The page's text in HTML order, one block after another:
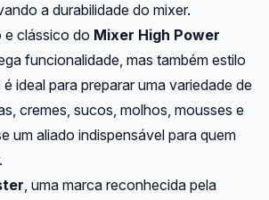
a durabilidade do mixer.
e clássico do Mixer High Power
funcionalidade, mas também estilo
ideal para preparar uma variedade de
cremes, sucos, molhos, mousses e
um aliado indispensável para quem
, uma marca reconhecida pela